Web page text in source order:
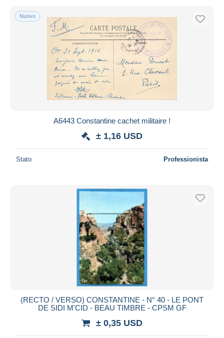
Nuovo
A6443 Constantine cachet militaire !
± 1,16 USD
Stato Professionista
(RECTO / VERSO) CONSTANTINE - N° 40 - LE PONT
DE SIDI M'CID - BEAU TIMBRE - CPSM GF
± 0,35 USD